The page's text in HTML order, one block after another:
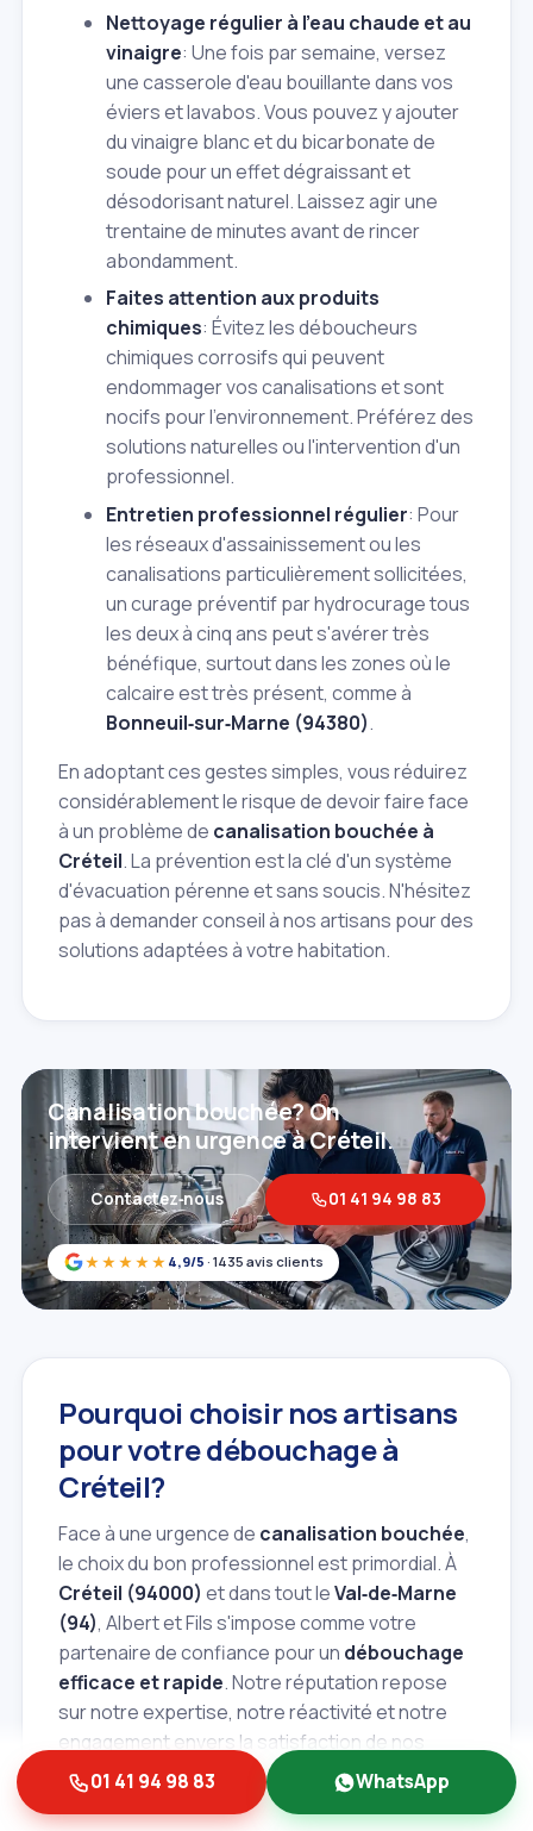
Nettoyage régulier à l'eau chaude et au
vinaigre: Une fois par semaine, versez
une casserole d'eau bouillante dans vos
éviers et lavabos. Vous pouvez y ajouter
du vinaigre blanc et du bicarbonate de
soude pour un effet dégraissant et
désodorisant naturel. Laissez agir une
trentaine de minutes avant de rincer
abondamment.
Faites attention aux produits
chimiques: Évitez les déboucheurs
chimiques corrosifs qui peuvent
endommager vos canalisations et sont
nocifs pour l'environnement. Préférez des
solutions naturelles ou l'intervention d'un
professionnel.
Entretien professionnel régulier: Pour
les réseaux d'assainissement ou les
canalisations particulièrement sollicitées,
un curage préventif par hydrocurage tous
les deux à cinq ans peut s'avérer très
bénéfique, surtout dans les zones où le
calcaire est très présent, comme à
Bonneuil‑sur‑Marne (94380).
En adoptant ces gestes simples, vous réduirez
considérablement le risque de devoir faire face
à un problème de canalisation bouchée à
Créteil. La prévention est la clé d'un système
d'évacuation pérenne et sans soucis. N'hésitez
pas à demander conseil à nos artisans pour des
solutions adaptées à votre habitation.
★★★★★ 4,9/5 · 1435 avis clients
Canalisation bouchée? On
intervient en urgence à Créteil.
Contactez‑nous 01 41 94 98 83
Pourquoi choisir nos artisans
pour votre débouchage à
Créteil?
Face à une urgence de canalisation bouchée,
le choix du bon professionnel est primordial. À
Créteil (94000) et dans tout leVal‑de‑Marne
(94), Albert et Fils s'impose comme votre
partenaire de confiance pour un débouchage
efficace et rapide. Notre réputation repose
sur notre expertise, notre réactivité et notre
engagement envers la satisfaction de nos
clients.
Notre engagement: expertise,
01 41 94 98 83 WhatsApp